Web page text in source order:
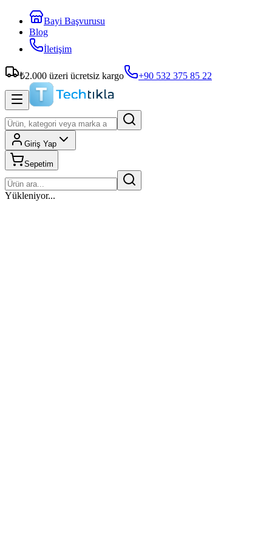
Bayi Başvurusu
Blog
İletişim
₺2.000 üzeri ücretsiz kargo +90 532 375 85 22
Giriş Yap
Sepetim
Yükleniyor...